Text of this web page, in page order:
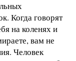
Когда говорят
на коленях и
вам не
Человек